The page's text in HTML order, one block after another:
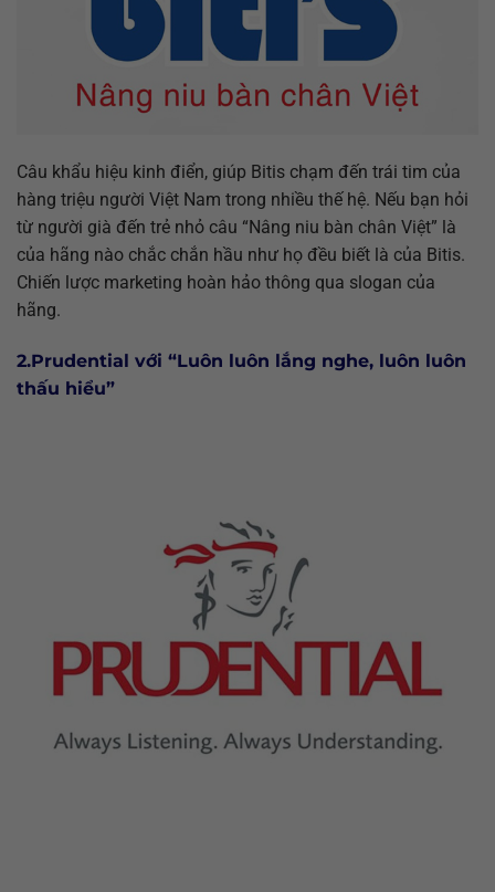
Câu khẩu hiệu kinh điển, giúp Bitis chạm đến trái tim của
hàng triệu người Việt Nam trong nhiều thế hệ. Nếu bạn hỏi
từ người già đến trẻ nhỏ câu “Nâng niu bàn chân Việt” là
của hãng nào chắc chắn hầu như họ đều biết là của Bitis.
Chiến lược marketing hoàn hảo thông qua slogan của
hãng.
2.Prudential với “Luôn luôn lắng nghe, luôn luôn
thấu hiểu”